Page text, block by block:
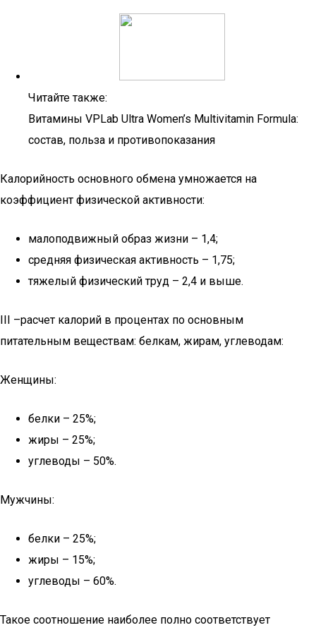
Читайте также:
Витамины VPLab Ultra Women’s Multivitamin Formula:
состав, польза и противопоказания
Калорийность основного обмена умножается на
коэффициент физической активности:
малоподвижный образ жизни – 1,4;
средняя физическая активность – 1,75;
тяжелый физический труд – 2,4 и выше.
III –расчет калорий в процентах по основным
питательным веществам: белкам, жирам, углеводам:
Женщины:
белки – 25%;
жиры – 25%;
углеводы – 50%.
Мужчины:
белки – 25%;
жиры – 15%;
углеводы – 60%.
Такое соотношение наиболее полно соответствует